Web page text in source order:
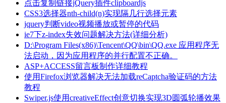
点击复制链接jQuery插件clipboardjs
CSS3选择器nth-child(n)实现隔几行选择元素
jquery判断video视频播放或暂停的代码
ie7下z-index失效问题解决方法(详细分析)
D:\Program Files(x86)\Tencent\QQ\bin\QQ.exe 应用程序无
法启动，因为应用程序的并行配置不正确。
ASP+ACCESS留言板制作详细教程
使用Firefox浏览器解决无法加载reCaptcha验证码的方法
教程
Swiper.js使用creativeEffect创意切换实现3D圆弧轮播效果